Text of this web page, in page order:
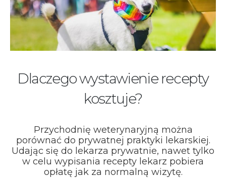
Dlaczego wystawienie recepty
kosztuje?
Przychodnię weterynaryjną można
porównać do prywatnej praktyki lekarskiej.
Udając się do lekarza prywatnie, nawet tylko
w celu wypisania recepty lekarz pobiera
opłatę jak za normalną wizytę.